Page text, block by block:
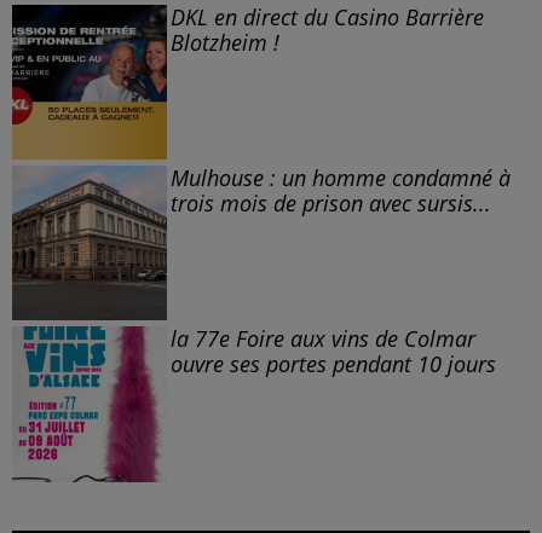
DKL en direct du Casino Barrière
Blotzheim !
Mulhouse : un homme condamné à
trois mois de prison avec sursis...
la 77e Foire aux vins de Colmar
ouvre ses portes pendant 10 jours